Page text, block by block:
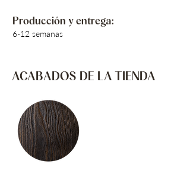
Producción y entrega:
6-12 semanas
ACABADOS DE LA TIENDA